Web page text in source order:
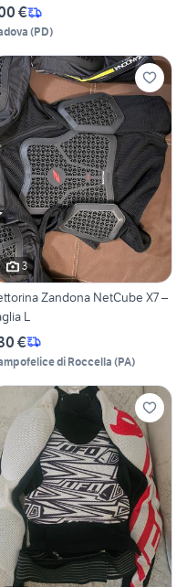
€
(PD)
3
Zandona NetCube X7 –
L
€
di Roccella(PA)